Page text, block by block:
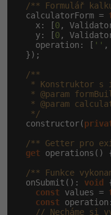
/** Formulář
  calculatorForm =
    x: [
0,
    y: [
0,
    operation: [
'' ,
  });
/**
* Konstruktor s
* @param
* @param
   */
  constructor(
/** Getter pro
get operations()
/** Funkce
  onSubmit():
void
const values =
const
// Necháme si